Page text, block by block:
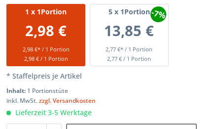
1 x 1Portion
2,98 €
2,98 €* / 1 Portion
2,98 € / 1 Portion
5x 1Portion
13,85 €
2,77 €* / 1 Portion
-7%
2,77 € / 1 Portion
* Staffelpreis je Artikel
Inhalt: 1 Portionstüte
inkl. MwSt.zzgl. Versandkosten
Lieferzeit 3-5 Werktage